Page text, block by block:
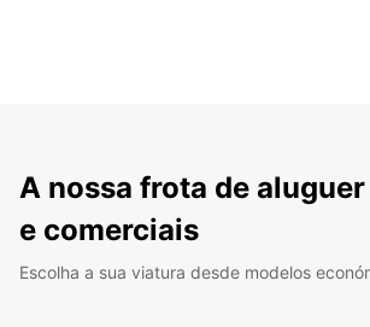
A nossa frota de
e comerciais
Escolha a sua viatura desde modelos